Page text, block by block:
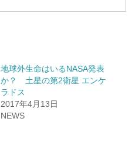
地球外生命はいるNASA発表
か？ 土星の第2衛星 エンケ
ラドス
2017年4月13日
NEWS